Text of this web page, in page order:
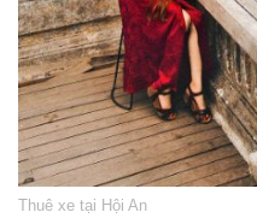
Thuê xe tại Hội An